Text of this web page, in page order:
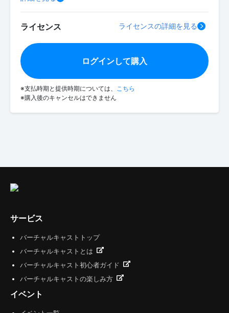
ライセンス ライセンスの詳細を見る
ログインして購入
※支払時期と提供時期については、 こちら
※購入後のキャンセルはできません
サービス
バーチャルキャストトップ
バーチャルキャストとは
バーチャルキャスト初心者ガイド
バーチャルキャストの楽しみ方
イベント